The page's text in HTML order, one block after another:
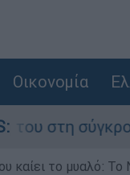
Οικονομία
σύγκρουση
καίει το μυαλό: